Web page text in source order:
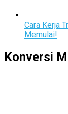
Cara Kerja
Memulai!
Konversi